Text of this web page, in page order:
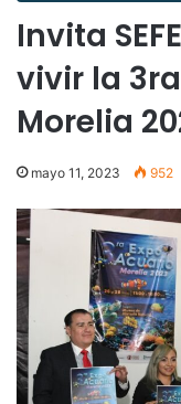
Invita
vivir la
Morelia
mayo 11, 2023 952